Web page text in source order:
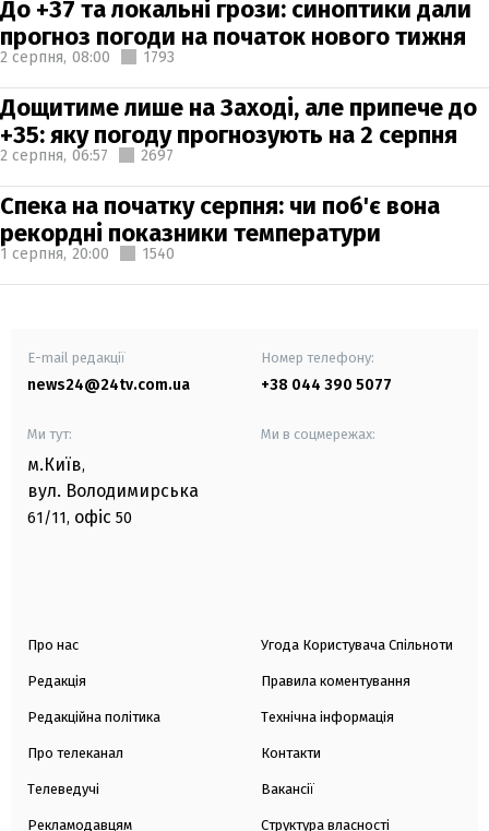
До +37 та локальні грози: синоптики дали
прогноз погоди на початок нового тижня
2 серпня, 08:00 1793
Дощитиме лише на Заході, але припече до
+35: яку погоду прогнозують на 2 серпня
2 серпня, 06:57 2697
Спека на початку серпня: чи поб'є вона
рекордні показники температури
1 серпня, 20:00 1540
E-mail редакції
news24@24tv.com.ua
Номер телефону:
+38 044 390 5077
Ми тут:
м.Київ,
вул. Володимирська
61/11, офіс 50
Ми в соцмережах:
Про нас
Редакція
Редакційна політика
Про телеканал
Телеведучі
Рекламодавцям
Угода Користувача Спільноти
Правила коментування
Технічна інформація
Контакти
Вакансії
Структура власності